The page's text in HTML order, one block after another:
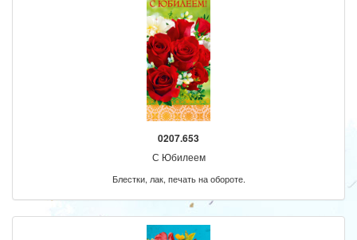
0207.653
С Юбилеем
Блестки, лак, печать на обороте.